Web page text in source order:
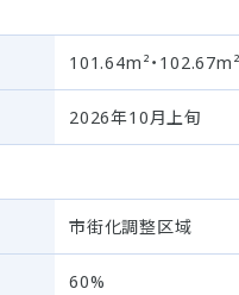
101.64m²・102.67m²
2026年10月上旬
市街化調整区域
60%